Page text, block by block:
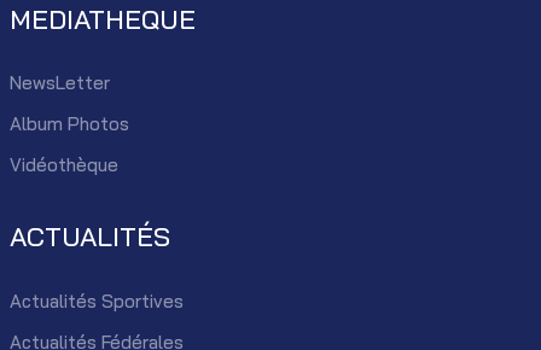
MEDIATHEQUE
NewsLetter
Album Photos
Vidéothèque
ACTUALITÉS
Actualités Sportives
Actualités Fédérales